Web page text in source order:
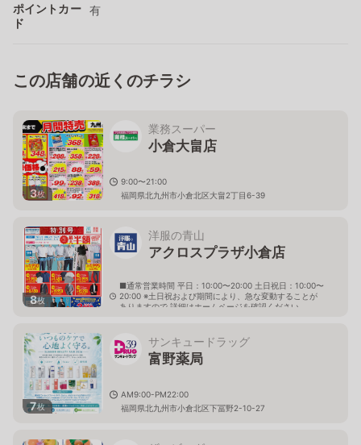
ポイントカー
ド
有
この店舗の近くのチラシ
3枚
業務スーパー
小倉大畠店
9:00〜21:00
福岡県北九州市小倉北区大畠2丁目6-39
8枚
洋服の青山
アクロスプラザ小倉店
■通常営業時間 平日：10:00〜20:00 土日祝日：10:00〜
20:00 ※土日祝および期間により、急な変動することが
ありますので 詳細はホームページを確認ください
7枚
サンキュードラッグ
富野薬局
AM9:00-PM22:00
福岡県北九州市小倉北区下冨野2-10-27